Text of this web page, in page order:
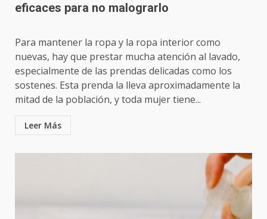
eficaces para no malograrlo
Para mantener la ropa y la ropa interior como
nuevas, hay que prestar mucha atención al lavado,
especialmente de las prendas delicadas como los
sostenes. Esta prenda la lleva aproximadamente la
mitad de la población, y toda mujer tiene...
Leer Más